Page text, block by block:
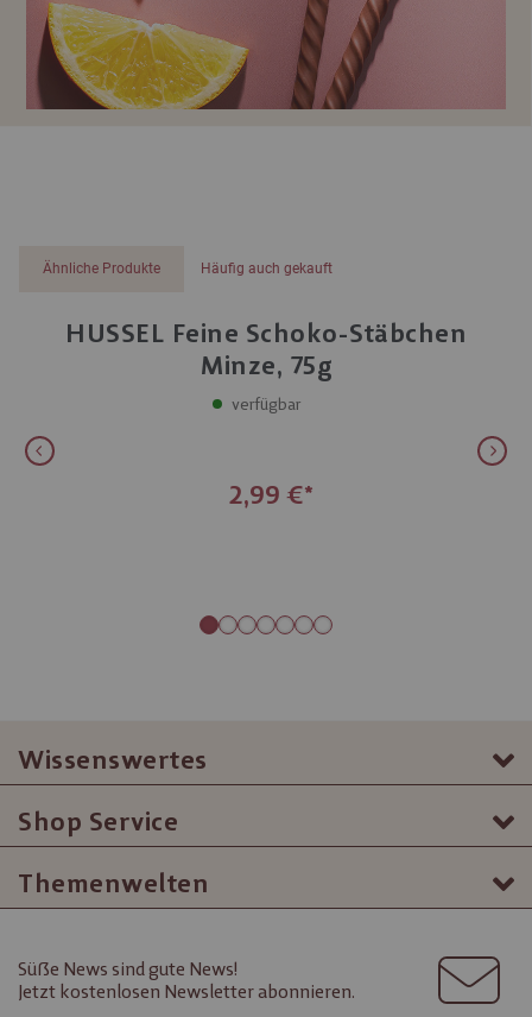
Ähnliche Produkte Häufig auch gekauft
HUSSEL Feine Schoko-Stäbchen
Minze, 75g
verfügbar
2,99 €
Wissenswertes
Shop Service
Themenwelten
Süße News sind gute News!
Jetzt kostenlosen Newsletter abonnieren.